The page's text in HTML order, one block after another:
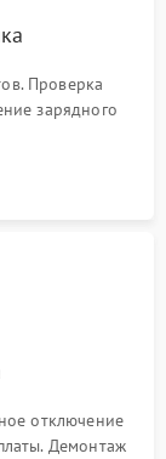
Проверка
зарядного
помощью
проблемы.
отключение
Демонтаж